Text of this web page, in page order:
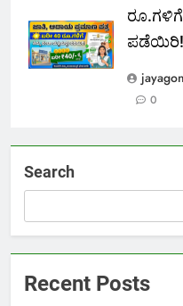
ಪಡೆಯಿರಿ!
0
Search
Recent Posts